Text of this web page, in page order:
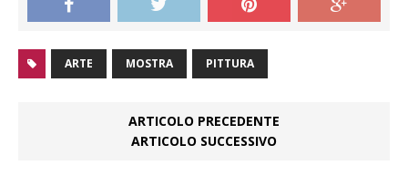
ARTE MOSTRA PITTURA
ARTICOLO PRECEDENTE
ARTICOLO SUCCESSIVO